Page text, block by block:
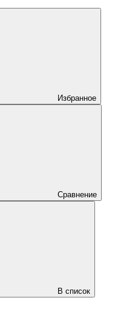
Избранное
Сравнение
В список